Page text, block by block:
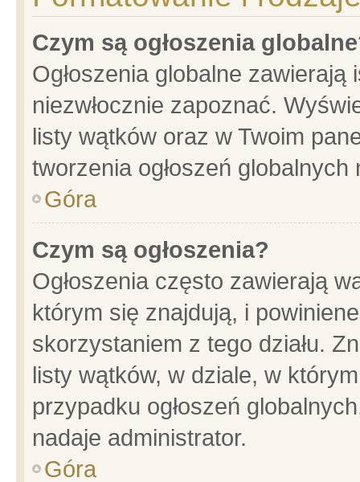
Czym są ogłoszenia
Ogłoszenia globalne
niezwłocznie zapoznać.
listy wątków oraz w Twoim
tworzenia ogłoszeń
Góra
Czym są ogłoszenia?
Ogłoszenia często zawierają
którym się znajdują, i
skorzystaniem z tego działu.
listy wątków, w dziale, w
przypadku ogłoszeń
nadaje administrator.
Góra